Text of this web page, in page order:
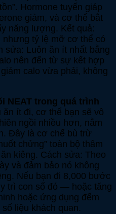
Hormone tuyến giáp
giảm, và cơ thể bắt
năng lượng. Kết quả:
nhưng tỷ lệ mỡ cơ thể có
sửa: Luôn ăn ít nhất bằng
nên đến từ sự kết hợp
calo vừa phải, không
NEAT trong quá trình
ăn ít đi, cơ thể bạn sẽ vô
ngồi nhiều hơn, nằm
Đây là cơ chế bù trừ
chửng” toàn bộ thâm
kiêng. Cách sửa: Theo
và đảm bảo nó không
Nếu bạn đi 8,000 bước
trì con số đó — hoặc tăng
hoặc ứng dụng đếm
liệu khách quan.